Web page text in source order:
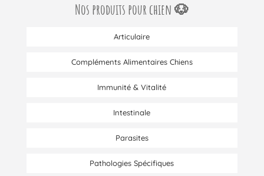
Nos produits pour chien 🐶
Articulaire
Compléments Alimentaires Chiens
Immunité & Vitalité
Intestinale
Parasites
Pathologies Spécifiques